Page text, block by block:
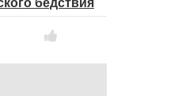
бедствия